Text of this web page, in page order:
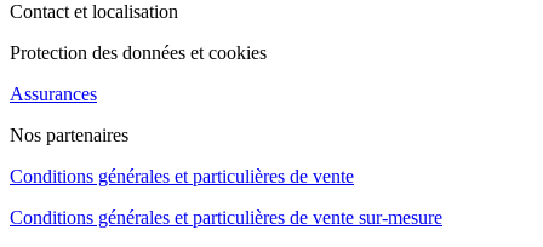
Contact et localisation
Protection des données et cookies
Assurances
Nos partenaires
Conditions générales et particulières de vente
Conditions générales et particulières de vente sur-mesure